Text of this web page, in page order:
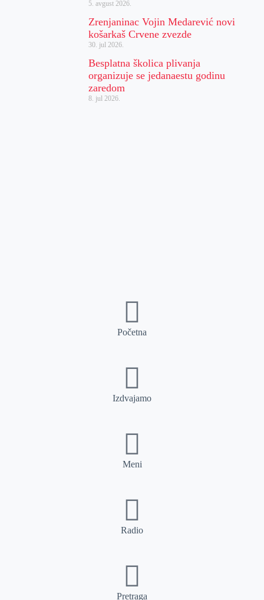
5. avgust 2026.
Zrenjaninac Vojin Medarević novi
košarkaš Crvene zvezde
30. jul 2026.
Besplatna školica plivanja
organizuje se jedanaestu godinu
zaredom
8. jul 2026.
Početna
Izdvajamo
Meni
Radio
Pretraga